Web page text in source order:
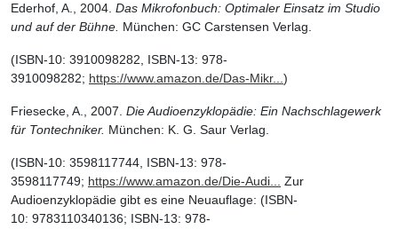
Ederhof, A., 2004. Das Mikrofonbuch: Optimaler Einsatz im Studio
und auf der Bühne. München: GC Carstensen Verlag.
(ISBN-10: 3910098282, ISBN-13: 978-
3910098282; https://www.amazon.de/Das-Mikr... )
Friesecke, A., 2007. Die Audioenzyklopädie: Ein Nachschlagewerk
für Tontechniker. München: K. G. Saur Verlag.
(ISBN-10: 3598117744, ISBN-13: 978-
3598117749; https://www.amazon.de/Die-Audi...
Zur
Audioenzyklopädie gibt es eine Neuauflage: (ISBN-
10: 9783110340136; ISBN-13: 978-